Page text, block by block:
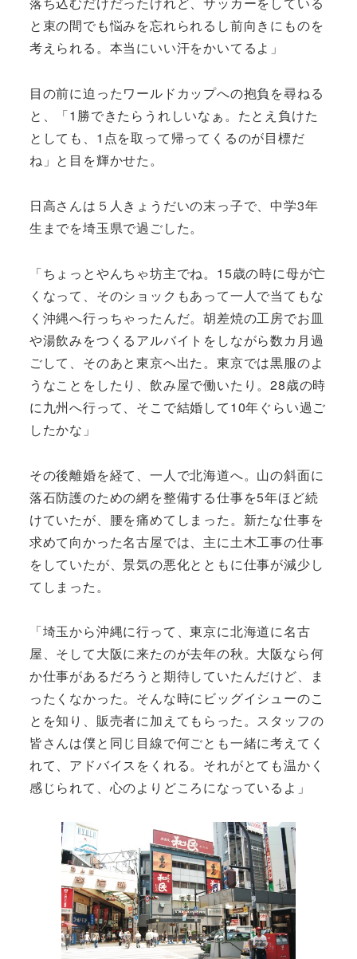
と束の間でも悩みを忘れられるし前向きにものを
考えられる。本当にいい汗をかいてるよ」
目の前に迫ったワールドカップへの抱負を尋ねる
と、「1勝できたらうれしいなぁ。たとえ負けた
としても、1点を取って帰ってくるのが目標だ
ね」と目を輝かせた。
日高さんは５人きょうだいの末っ子で、中学3年
生までを埼玉県で過ごした。
「ちょっとやんちゃ坊主でね。15歳の時に母が亡
くなって、そのショックもあって一人で当てもな
く沖縄へ行っちゃったんだ。胡差焼の工房でお皿
や湯飲みをつくるアルバイトをしながら数カ月過
ごして、そのあと東京へ出た。東京では黒服のよ
うなことをしたり、飲み屋で働いたり。28歳の時
に九州へ行って、そこで結婚して10年ぐらい過ご
したかな」
その後離婚を経て、一人で北海道へ。山の斜面に
落石防護のための網を整備する仕事を5年ほど続
けていたが、腰を痛めてしまった。新たな仕事を
求めて向かった名古屋では、主に土木工事の仕事
をしていたが、景気の悪化とともに仕事が減少し
てしまった。
「埼玉から沖縄に行って、東京に北海道に名古
屋、そして大阪に来たのが去年の秋。大阪なら何
か仕事があるだろうと期待していたんだけど、ま
ったくなかった。そんな時にビッグイシューのこ
とを知り、販売者に加えてもらった。スタッフの
皆さんは僕と同じ目線で何ごとも一緒に考えてく
れて、アドバイスをくれる。それがとても温かく
感じられて、心のよりどころになっているよ」